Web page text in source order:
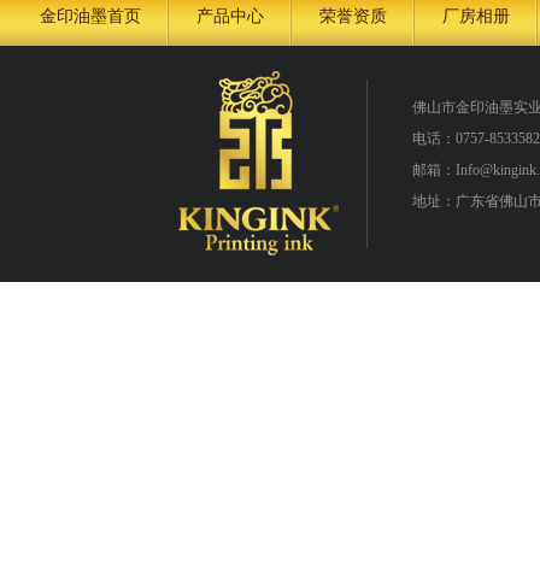
金印油墨首页 产品中心 荣誉资质 厂房相册
佛山市金印油墨实
电话：0757-
邮箱：
地址：广东省佛山